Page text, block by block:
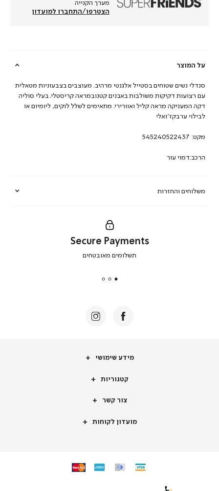
מערך הקנייה
הצטרפו/התחברו למועדון
על המוצר
משלוחים והחזרות
סנדלי נשים שטוחים בסטייל אלגנטי מרהיב. מעוצבים בצבעוניות מטאלית
עם רצועות דקיקות משולבות באבנים קטנובמראה קריסטלי. בעלי סוליה
דקה המעניקה מראה קליל ואוורירי. מתאימים לשלל לוקים, ליומיום או
לבילוי ערבקז’ואלי
מקט: 545240522437
הרכב:דמוי עור
secure
Secure Payments
תשלומים מאובטחים
מידע
מידע שימושי
קטגוריותקטגוריות
צור
צור קשר
מועדון
מועדון לקוחות